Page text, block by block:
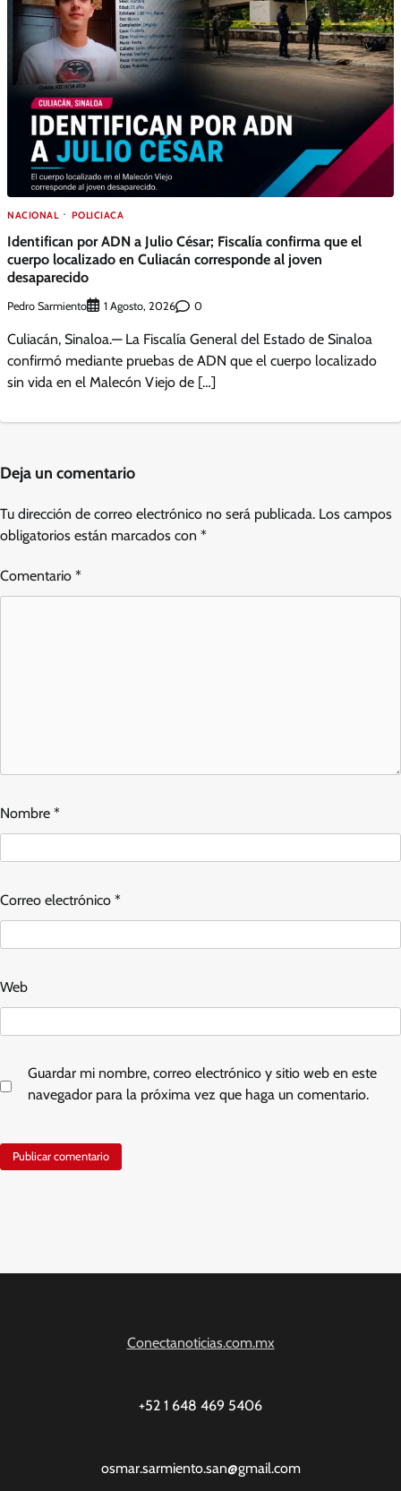
NACIONAL POLICIACA
Identifican por ADN a Julio César; Fiscalía confirma que el
cuerpo localizado en Culiacán corresponde al joven
desaparecido
Pedro Sarmiento 1 Agosto, 2026 0
Culiacán, Sinaloa.— La Fiscalía General del Estado de Sinaloa
confirmó mediante pruebas de ADN que el cuerpo localizado
sin vida en el Malecón Viejo de […]
Deja un comentario
Tu dirección de correo electrónico no será publicada. Los campos
obligatorios están marcados con *
Comentario *
Nombre *
Correo electrónico *
Web
Guardar mi nombre, correo electrónico y sitio web en este
navegador para la próxima vez que haga un comentario.
Conectanoticias.com.mx
+52 1 648 469 5406
osmar.sarmiento.san@gmail.com